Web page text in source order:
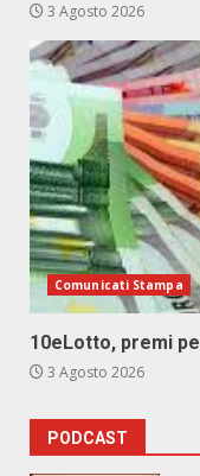
3 Agosto 2026
Comunicati Stampa
10eLotto, premi
3 Agosto 2026
PODCAST